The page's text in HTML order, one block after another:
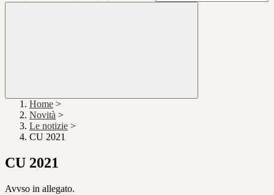
Home >
Novità >
Le notizie >
CU 2021
CU 2021
Avvso in allegato.